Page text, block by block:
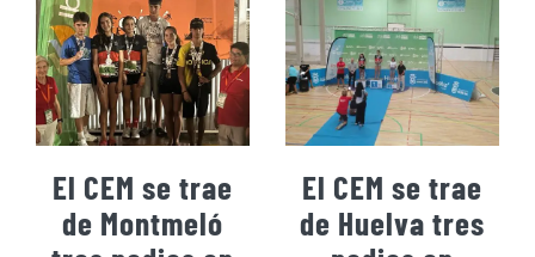
El CEM se trae
de Montmeló
El CEM se trae
de Huelva tres